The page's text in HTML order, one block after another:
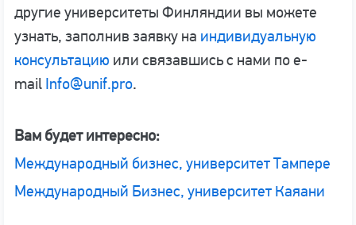
другие университеты Финляндии вы можете
узнать, заполнив заявку на индивидуальную
консультацию или связавшись с нами по e-
mail Info@unif.pro.
Вам будет интересно:
Международный бизнес, университет Тампере
Международный Бизнес, университет Каяани